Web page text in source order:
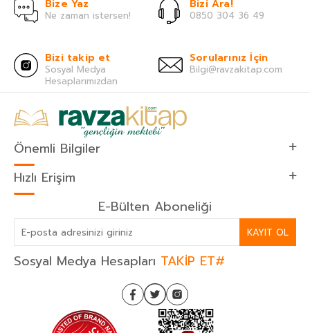
Bize Yaz
Ne zaman istersen!
Bizi Ara!
0850 304 36 49
Bizi takip et
Sosyal Medya
Hesaplarımızdan
Sorularınız İçin
Bilgi@ravzakitap.com
Önemli Bilgiler
Hızlı Erişim
E-Bülten Aboneliği
KAYIT OL
Sosyal Medya Hesapları TAKİP ET#